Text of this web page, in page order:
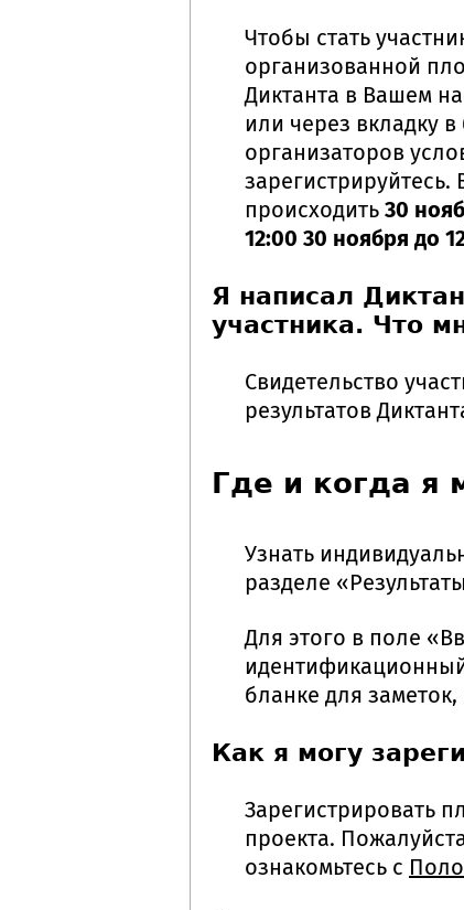
Чтобы стать
организованной
Диктанта в Вашем
или через вкладку
организаторов
зарегистрируйтесь.
происходить 30
12:00 30 ноября до
Я написал
участника. Что
Свидетельство
результатов
Где и когда я
Узнать
разделе
Для этого в поле
бланке для
Как я могу
Зарегистрировать
проекта.
ознакомьтесь с